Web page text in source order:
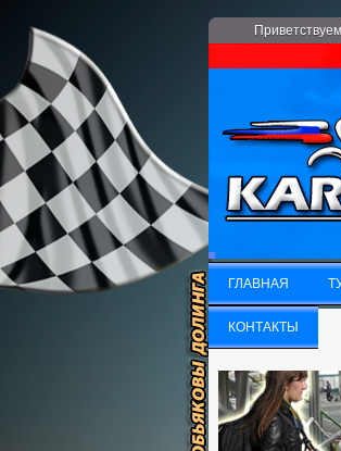
ГЛАВНАЯ
ГЛАВНАЯ
КОНТАКТЫ
КОНТАКТЫ